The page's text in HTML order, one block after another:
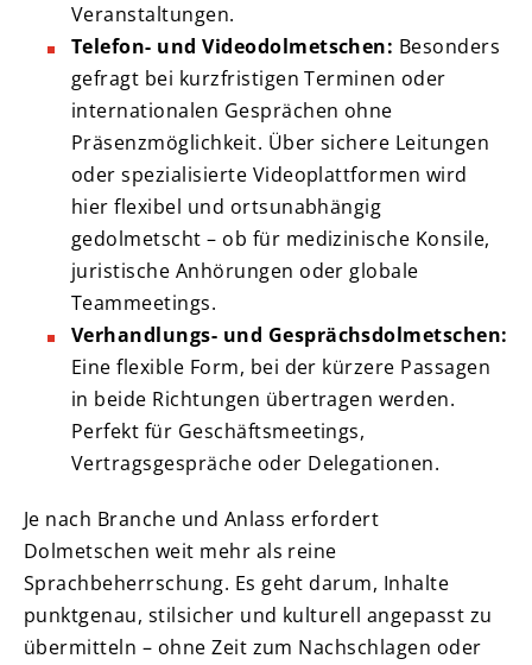
Veranstaltungen.
Telefon- und Videodolmetschen: Besonders
gefragt bei kurzfristigen Terminen oder
internationalen Gesprächen ohne
Präsenzmöglichkeit. Über sichere Leitungen
oder spezialisierte Videoplattformen wird
hier flexibel und ortsunabhängig
gedolmetscht – ob für medizinische Konsile,
juristische Anhörungen oder globale
Teammeetings.
Verhandlungs- und Gesprächsdolmetschen:
Eine flexible Form, bei der kürzere Passagen
in beide Richtungen übertragen werden.
Perfekt für Geschäftsmeetings,
Vertragsgespräche oder Delegationen.
Je nach Branche und Anlass erfordert
Dolmetschen weit mehr als reine
Sprachbeherrschung. Es geht darum, Inhalte
punktgenau, stilsicher und kulturell angepasst zu
übermitteln – ohne Zeit zum Nachschlagen oder